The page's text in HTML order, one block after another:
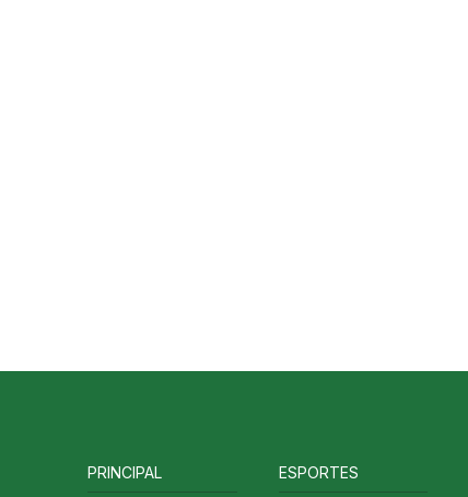
PRINCIPAL ESPORTES